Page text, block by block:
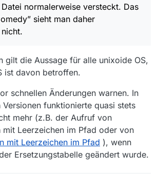
Datei normalerweise versteckt. Das
sieht man daher
gilt die Aussage für alle unixoide OS,
ist davon betroffen.
schnellen Änderungen warnen. In
funktionierte quasi stets
mehr (z.B. der Aufruf von
Leerzeichen im Pfad oder von
mit Leerzeichen im Pfad ), wenn
Ersetzungstabelle geändert wurde.